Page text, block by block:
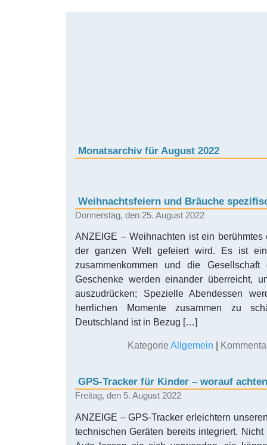
Monatsarchiv für August 2022
Weihnachtsfeiern und Bräuche
Donnerstag, den 25. August 2022
ANZEIGE – Weihnachten ist ein
der ganzen Welt gefeiert wird. Es ist
zusammenkommen und die
Geschenke werden einander überreicht,
auszudrücken; Spezielle Abendessen
herrlichen Momente zusammen zu
Deutschland ist in Bezug […]
Kategorie Allgemein
GPS-Tracker für Kinder – worauf
Freitag, den 5. August 2022
ANZEIGE – GPS-Tracker erleichtern
technischen Geräten bereits integriert.